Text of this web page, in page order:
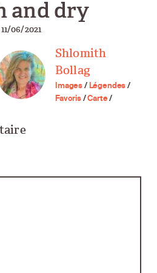
and dry
11/06/2021
Shlomith
Bollag
Images/Légendes/
Favoris/Carte/